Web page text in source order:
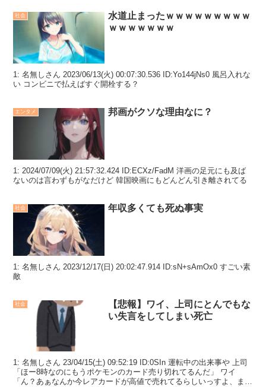
社会
水道止まったｗｗｗｗｗｗｗｗｗ
ｗｗｗｗｗｗｗ
1: 名無しさん 2023/06/13(火) 00:07:30.536 ID:Yo144jNs0 風呂入れな
い コンビニで払えばすぐ開栓する？
エンタメ 邦画がクソな理由なに？
1: 2024/07/09(火) 21:57:32.424 ID:ECXz/FadM 洋画の足元にも及ば
ないのは言わずもがなだけど 韓国映画にもどんどん引き離されてる
社会 年収多くても死ぬ事実
1: 名無しさん 2023/12/17(日) 20:02:47.914 ID:sN+sAmOx0 すごい素
敵
社会
【悲報】ワイ、上司にとんでもな
い失言をしてしまい死亡
1: 名無しさん 23/04/15(土) 09:52:19 ID:0SIn 運転中の出来事や 上司
「ほー8時なのにもうポケモンのカード売り切れてるんだ」 ワイ
「ん？あぁなんか今レアカードが高値で売れてるらしいっすよ、まぁ